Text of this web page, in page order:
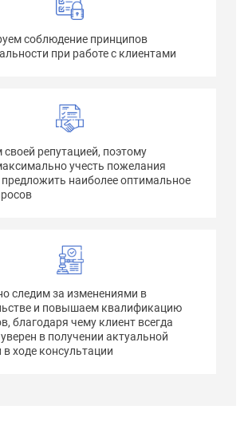
соблюдение принципов
при работе с клиентами
репутацией, поэтому
учесть пожелания
наиболее оптимальное
следим за изменениями в
и повышаем квалификацию
благодаря чему клиент всегда
в получении актуальной
ходе консультации